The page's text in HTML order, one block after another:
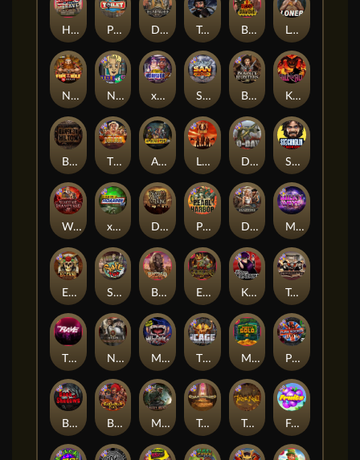
Kill Em All
Blood Diamond
Nexus Fire In The Hole xBomb
Dead Men Walking
Home of the Brave
Munchies
Skate or Die
Stockholm Syndrome
Apocalypse Super xNudge
Deadwood R.I.P
Bangkok Hilton
Nexus Tombstone RIP
Loner
Tombstone No Mercy
Book Of Shadows
The Cage
xWays Hoarder 2
Nine To Five Bounty Hunters xNudge®
El Pasa Gunfight xNudge
Warrior Graveyard xNudge
Monkey's Gold xPays
Little Bighorn
Barbarian Fury Tomb of Akhenaten
Evil Goblins xBomb
San Quentin xWays
Punk Toilet
Fruits
Deadwood xNudge
Buffalo Hunter
Punk Rocker
Milky Ways
Pearl Harbor
Misery Mining
True Grit Redemption
xWays Hoarder xSplit
Karen Maneater
True kult
D Day
The Border
The Rave